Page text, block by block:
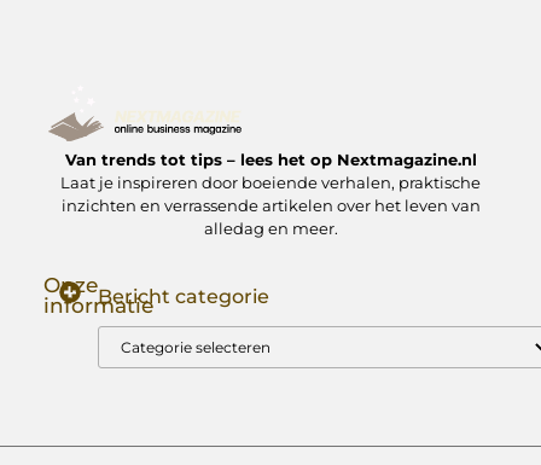
Van trends tot tips – lees het op Nextmagazine.nl
Laat je inspireren door boeiende verhalen, praktische
inzichten en verrassende artikelen over het leven van
alledag en meer.
Onze
informatieBericht categorie